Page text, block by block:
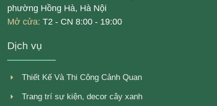
phường Hồng Hà, Hà Nội
Mở cửa: T2 - CN 8:00 - 19:00
Dịch vụ
Thiết Kế Và Thi Công Cảnh Quan
Trang trí sự kiện, decor cây xanh